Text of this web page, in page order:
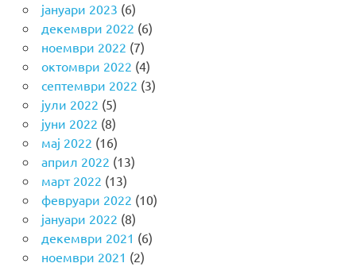
јануари 2023 (6)
декември 2022 (6)
ноември 2022 (7)
октомври 2022 (4)
септември 2022 (3)
јули 2022 (5)
јуни 2022 (8)
мај 2022 (16)
април 2022 (13)
март 2022 (13)
февруари 2022 (10)
јануари 2022 (8)
декември 2021 (6)
ноември 2021 (2)